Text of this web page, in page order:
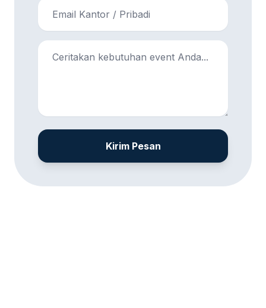
Kirim Pesan